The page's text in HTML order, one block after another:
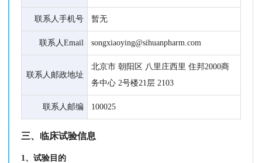
联系人手机号 暂无
联系人Email songxiaoying@sihuanpharm.com
联系人邮政地址
北京市 朝阳区 八里庄西里 住邦2000商
务中心 2号楼21层 2103
联系人邮编 100025
三、临床试验信息
1、试验目的